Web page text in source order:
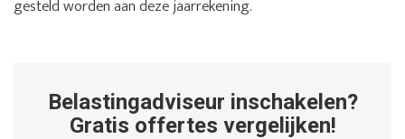
gesteld worden aan deze jaarrekening.
Belastingadviseur inschakelen?
Gratis offertes vergelijken!